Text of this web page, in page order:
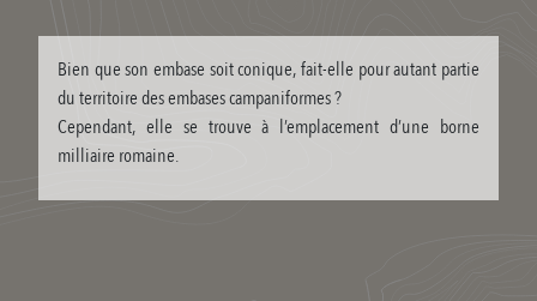
Bien que son embase soit conique, fait-elle pour autant partie
du territoire des embases campaniformes ?
Cependant, elle se trouve à l’emplacement d’une borne
milliaire romaine.